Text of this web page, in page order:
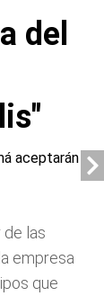
del
las
empresa
que